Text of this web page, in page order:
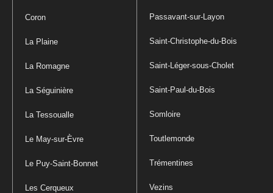
Coron
La Plaine
La Romagne
La Séguinière
La Tessoualle
Le May-sur-Èvre
Le Puy-Saint-Bonnet
Les Cerqueux
Passavant-sur-Layon
Saint-Christophe-du-Bois
Saint-Léger-sous-Cholet
Saint-Paul-du-Bois
Somloire
Toutlemonde
Trémentines
Vezins